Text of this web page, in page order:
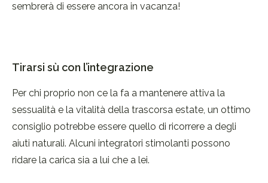
sembrerà di essere ancora in vacanza!
Tirarsi sù con l’integrazione
Per chi proprio non ce la fa a mantenere attiva la
sessualità e la vitalità della trascorsa estate, un ottimo
consiglio potrebbe essere quello di ricorrere a degli
aiuti naturali. Alcuni integratori stimolanti possono
ridare la carica sia a lui che a lei.